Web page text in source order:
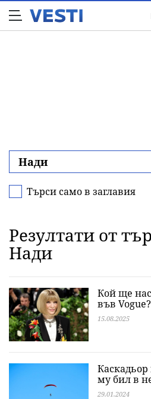
Търси само в заглавия
Резултати от
Нади
Кой ще
във Vogue?
15.08.2025
му бил в
29.01.2024